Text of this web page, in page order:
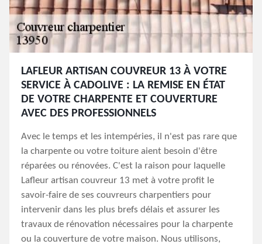
LAFLEUR ARTISAN COUVREUR 13 À VOTRE
SERVICE À CADOLIVE : LA REMISE EN ÉTAT
DE VOTRE CHARPENTE ET COUVERTURE
AVEC DES PROFESSIONNELS
Avec le temps et les intempéries, il n'est pas rare que
la charpente ou votre toiture aient besoin d'être
réparées ou rénovées. C'est la raison pour laquelle
Lafleur artisan couvreur 13 met à votre profit le
savoir-faire de ses couvreurs charpentiers pour
intervenir dans les plus brefs délais et assurer les
travaux de rénovation nécessaires pour la charpente
ou la couverture de votre maison. Nous utilisons,